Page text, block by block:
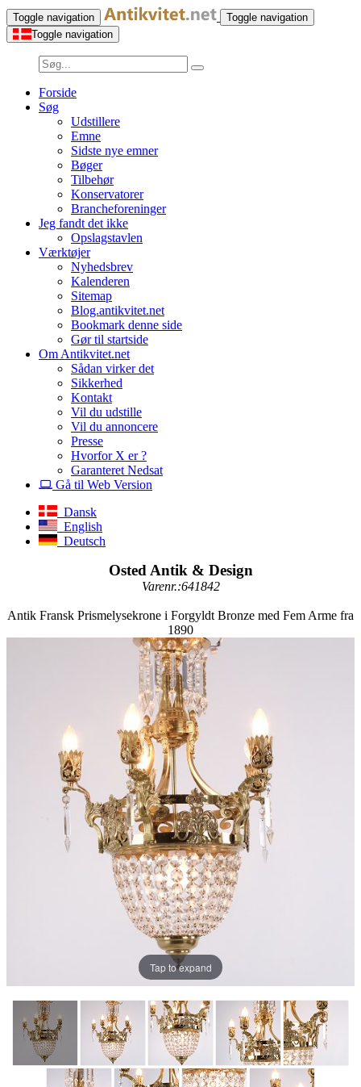
Toggle navigation
Toggle navigation
Toggle navigation
Forside
Søg
Udstillere
Emne
Sidste nye emner
Bøger
Tilbehør
Konservatorer
Brancheforeninger
Jeg fandt det ikke
Opslagstavlen
Værktøjer
Nyhedsbrev
Kalenderen
Sitemap
Blog.antikvitet.net
Bookmark denne side
Gør til startside
Om Antikvitet.net
Sådan virker det
Sikkerhed
Kontakt
Vil du udstille
Vil du annoncere
Presse
Hvorfor X er ?
Garanteret Nedsat
Gå til Web Version
Dansk
English
Deutsch
Osted Antik & Design
Varenr.:641842
Antik Fransk Prismelysekrone i Forgyldt Bronze med Fem Arme fra
1890
Tap to expand